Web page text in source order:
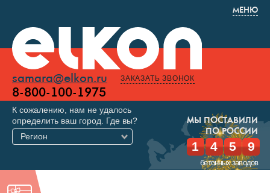
МЕНЮ
samara@elkon.ru
8-800-100-1975
ЗАКАЗАТЬ ЗВОНОК
МЫ ПОСТАВИЛИ
ПО РОССИИ
1 4 5 9
бетонных заводов
К сожалению, нам не удалось
определить ваш город. Где вы?
Регион